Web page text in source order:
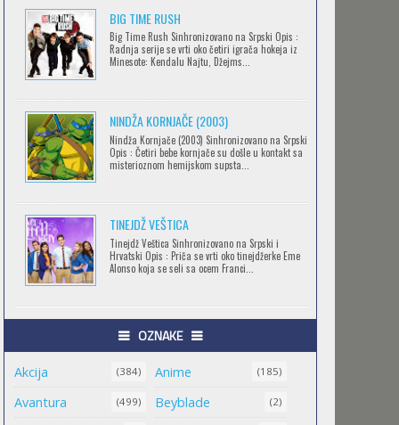
CLEAN FREAK! AOYAMA-KUN
RECORD OF RAGNAROK
Feb 11 2023 |Gledaj »
TORADORA
Feb 11 2023 |Gledaj »
TRIGUN STAMPEDE
Feb 11 2023 |Gledaj »
ORIENT
BIG TIME RUSH
Big Time Rush Sinhronizovano na Srpski Opis :
Radnja serije se vrti oko četiri igrača hokeja iz
Minesote: Kendalu Najtu, Džejms...
NINDŽA KORNJAČE (2003)
Nindža Kornjače (2003) Sinhronizovano na Srpski
Opis : Četiri bebe kornjače su došle u kontakt sa
misterioznom hemijskom supsta...
TINEJDŽ VEŠTICA
Tinejdž Veštica Sinhronizovano na Srpski i
Hrvatski Opis : Priča se vrti oko tinejdžerke Eme
Alonso koja se seli sa ocem Franci...
OZNAKE
Akcija (384) Anime (185)
Avantura (499) Beyblade (2)